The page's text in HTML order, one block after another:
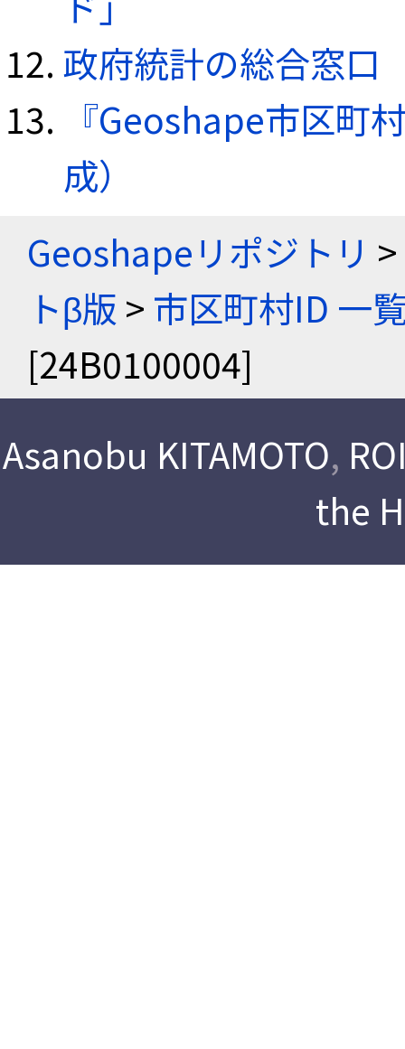
政府統計の総合窓口
『Geoshape市区町
成）
Geoshapeリポジトリ >
トβ版 > 市区町村ID 一
[24B0100004]
Asanobu KITAMOTO,
the